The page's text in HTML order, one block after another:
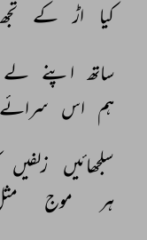
کیا
اڑ کے تجھ
ساتھ اپنے لے
ہم اس سرائے
سلجھائیں زلفیں
ہر
موج